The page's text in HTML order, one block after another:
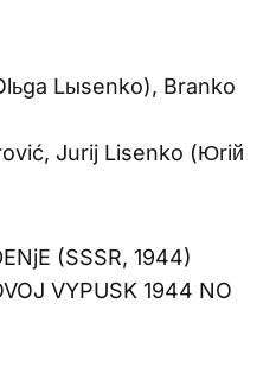
Lыsenko), Branko
Jurij Lisenko (Юriй
(SSSR, 1944)
VYPUSK 1944 NO